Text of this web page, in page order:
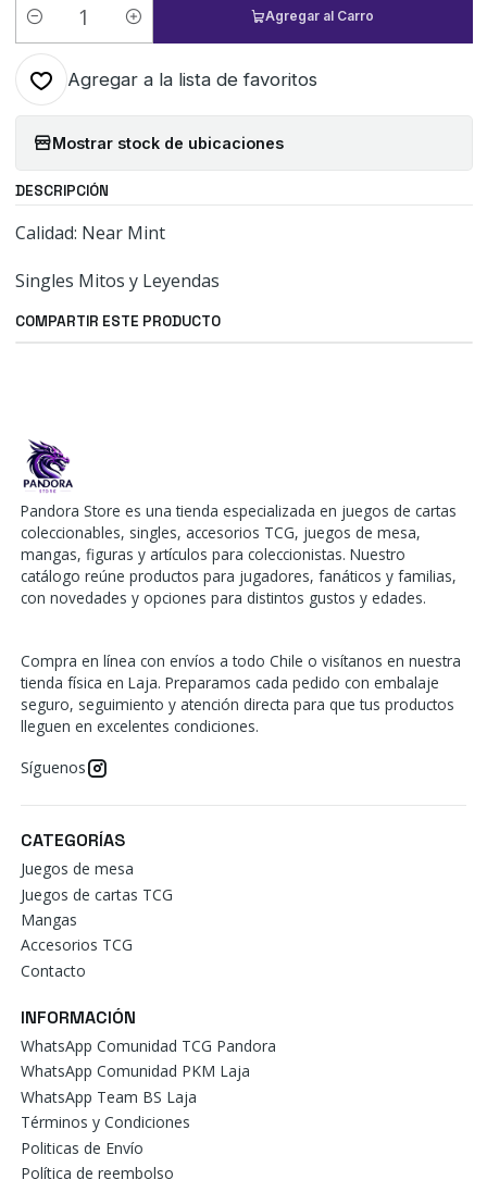
Cantidad
Agregar al Carro
Agregar a la lista de favoritos
Mostrar stock de ubicaciones
DESCRIPCIÓN
Calidad: Near Mint
Singles Mitos y Leyendas
COMPARTIR ESTE PRODUCTO
Pandora Store es una tienda especializada en juegos de cartas
coleccionables, singles, accesorios TCG, juegos de mesa,
mangas, figuras y artículos para coleccionistas. Nuestro
catálogo reúne productos para jugadores, fanáticos y familias,
con novedades y opciones para distintos gustos y edades.
Compra en línea con envíos a todo Chile o visítanos en nuestra
tienda física en Laja. Preparamos cada pedido con embalaje
seguro, seguimiento y atención directa para que tus productos
lleguen en excelentes condiciones.
Síguenos
CATEGORÍAS
Juegos de mesa
Juegos de cartas TCG
Mangas
Accesorios TCG
Contacto
INFORMACIÓN
WhatsApp Comunidad TCG Pandora
WhatsApp Comunidad PKM Laja
WhatsApp Team BS Laja
Términos y Condiciones
Politicas de Envío
Política de reembolso